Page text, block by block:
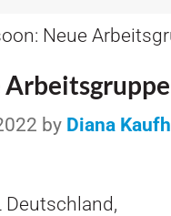
Neue
by Diana
Deutschland,